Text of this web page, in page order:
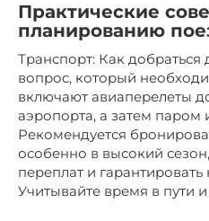
Практические
планированию
Транспорт: Как добраться
вопрос, который
включают авиаперелеты
аэропорта, а затем паром
Рекомендуется
особенно в высокий
переплат и гарантировать
Учитывайте время в пути